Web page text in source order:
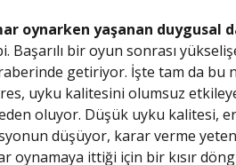
oynarken yaşanan duygusal
Başarılı bir oyun sonrası
getiriyor. İşte tam da bu
uyku kalitesini olumsuz
oluyor. Düşük uyku kalitesi,
düşüyor, karar verme
oynamaya ittiği için bir kısır